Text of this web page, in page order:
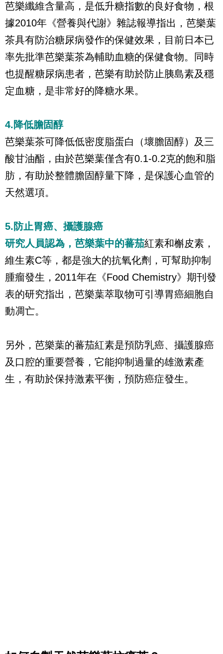
芭樂纖維含量高，是低升糖指數的良好食物，根
據2010年《營養與代謝》雜誌報導指出，芭樂葉
茶具有防治糖尿病發作的保健效果，目前日本已
率先批準芭樂葉茶為輔助血糖的保健食物。同時
也提醒糖尿病患者，芭樂有助於防止胰島素及穩
定血糖，是非常好的降糖水果。
4.降低膽固醇
芭樂葉茶可降低低密度脂蛋白（壞膽固醇）及三
酸甘油酯，由於芭樂葉僅含有0.1-0.2克的飽和脂
肪，有助於整體膽固醇量下降，是保護心血管的
天然選項。
5.防止胃癌、攝護腺癌
研究人員認為，芭樂葉中的蕃茄紅素和槲皮素，
維生素C等，都是強大的抗氧化劑，可幫助抑制
腫瘤發生，2011年在《Food Chemistry》期刊發
表的研究指出，芭樂葉萃取物可引導胃癌細胞自
動凋亡。
另外，芭樂葉的蕃茄紅素是預防乳癌、攝護腺癌
及口腔的重要營養，它能抑制過量的雄激素產
生，有助於保持激素平衡，預防癌症發生。